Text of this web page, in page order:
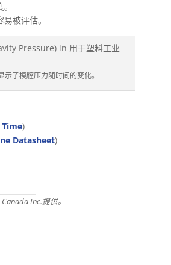
被评估。
示了模腔压力随时间的变化。
)
Datasheet)
Inc.提供。